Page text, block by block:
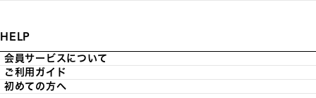
HELP
会員サービスについて
ご利用ガイド
初めての方へ